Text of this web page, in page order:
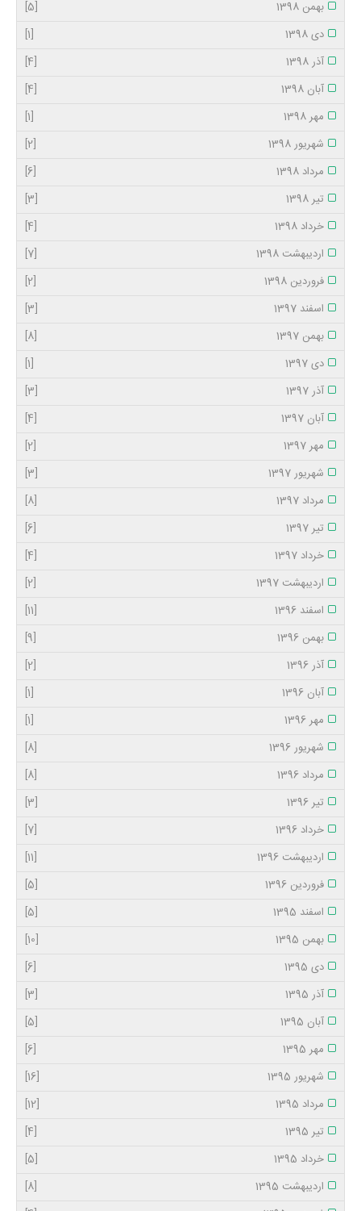
بهمن 1398
[5]
دی 1398
[1]
آذر 1398
[4]
آبان 1398
[4]
مهر 1398
[1]
شهریور 1398
[2]
مرداد 1398
[6]
تیر 1398
[3]
خرداد 1398
[4]
اردیبهشت 1398
[7]
فروردین 1398
[2]
اسفند 1397
[3]
بهمن 1397
[8]
دی 1397
[1]
آذر 1397
[3]
آبان 1397
[4]
مهر 1397
[2]
شهریور 1397
[3]
مرداد 1397
[8]
تیر 1397
[6]
خرداد 1397
[4]
اردیبهشت 1397
[2]
اسفند 1396
[11]
بهمن 1396
[9]
آذر 1396
[2]
آبان 1396
[1]
مهر 1396
[1]
شهریور 1396
[8]
مرداد 1396
[8]
تیر 1396
[3]
خرداد 1396
[7]
اردیبهشت 1396
[11]
فروردین 1396
[5]
اسفند 1395
[5]
بهمن 1395
[10]
دی 1395
[6]
آذر 1395
[3]
آبان 1395
[5]
مهر 1395
[6]
شهریور 1395
[16]
مرداد 1395
[12]
تیر 1395
[4]
خرداد 1395
[5]
اردیبهشت 1395
[8]